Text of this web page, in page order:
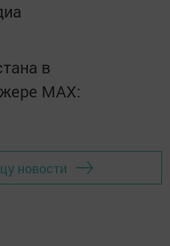
в
MАХ:
новости